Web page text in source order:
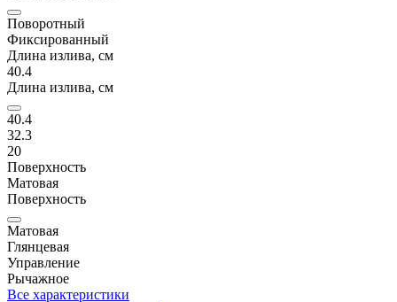
Поворотный
Фиксированный
Длина излива, см
40.4
Длина излива, см
40.4
32.3
20
Поверхность
Матовая
Поверхность
Матовая
Глянцевая
Управление
Рычажное
Все характеристики